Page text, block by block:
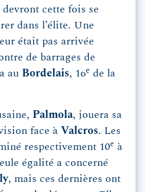
cette fois se
dans l’élite. Une
était pas arrivée
de barrages de
au Bordelais, 16e de la
Palmola, jouera sa
face à Valcros. Les
respectivement 10e à
égalité a concerné
, mais ces dernières ont